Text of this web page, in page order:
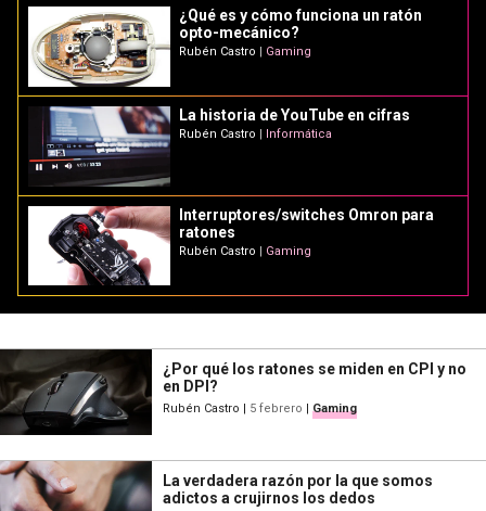
¿Qué es y cómo funciona un ratón
opto-mecánico?
Rubén Castro Gaming
La historia de YouTube en cifras
Rubén Castro | Informática
Interruptores/switches Omron para
ratones
Rubén Castro | Gaming
¿Por qué los ratones se miden en CPI y no
en DPI?
Rubén Castro | 5 febrero | Gaming
La verdadera razón por la que somos
adictos a crujirnos los dedos